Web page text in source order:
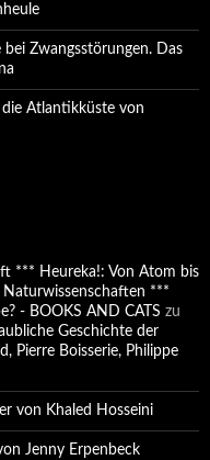
Zwangsstörungen. Das
Atlantikküste von
*** Heureka!: Von Atom bis
***
- BOOKS AND CATS zu
Geschichte der
Pierre Boisserie, Philippe
von Khaled Hosseini
Jenny Erpenbeck